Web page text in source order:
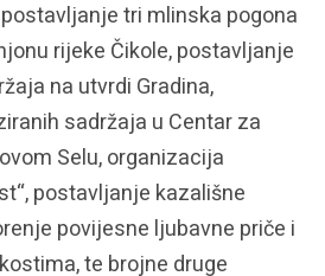
tri mlinska pogona
rijeke Čikole, postavljanje
na utvrdi Gradina,
sadržaja u Centar za
Selu, organizacija
postavljanje kazališne
povijesne ljubavne priče i
te brojne druge